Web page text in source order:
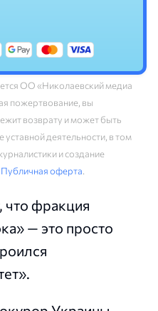
ОО «Николаевский медиа
пожертвование, вы
возврату и может быть
деятельности, в том
и создание
Публичная оферта.
фракция
— это просто